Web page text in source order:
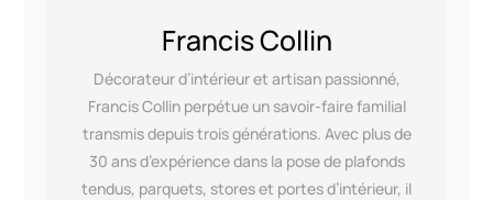
Francis Collin
Décorateur d’intérieur et artisan passionné,
Francis Collin perpétue un savoir-faire familial
transmis depuis trois générations. Avec plus de
30 ans d’expérience dans la pose de plafonds
tendus, parquets, stores et portes d’intérieur, il